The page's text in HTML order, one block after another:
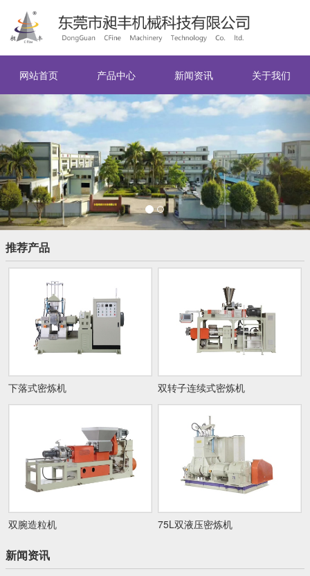
网站首页 产品中心 新闻资讯 关于我们
Previous
推荐产品
下落式密炼机 双转子连续式密炼机
双腕造粒机 75L双液压密炼机
新闻资讯